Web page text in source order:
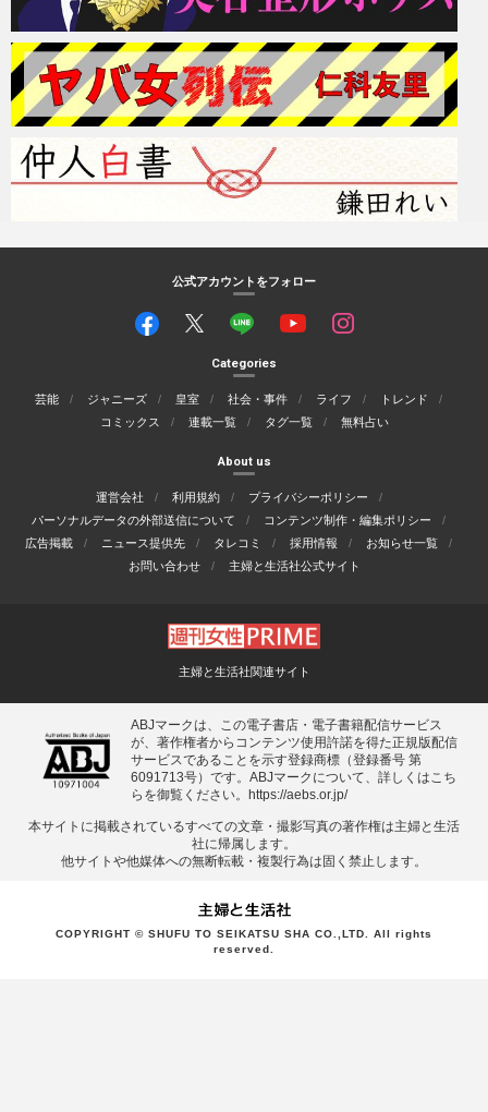
公式アカウントをフォロー
Categories
芸能 ジャニーズ 皇室 社会・事件 ライフ
トレンド
コミックス
連載一覧 タグ一覧 無料占い
About us
運営会社 利用規約
プライバシーポリシー
パーソナルデータの外部送信について
コンテンツ制作・編集ポリシー
広告掲載
ニュース提供先 タレコミ 採用情報
お知らせ一覧
お問い合わせ
主婦と生活社公式サイト
主婦と生活社関連サイト
ABJマークは、この電子書店・電子書籍配信サービス
が、著作権者からコンテンツ使用許諾を得た正規版配信
サービスであることを示す登録商標（登録番号 第
6091713号）です。ABJマークについて、詳しくはこち
らを御覧ください。
https://aebs.or.jp/
本サイトに掲載されているすべての⽂章・撮影写真の著作権は主婦と⽣活
社に帰属します。
他サイトや他媒体への無断転載・複製⾏為は固く禁⽌します。
COPYRIGHT © SHUFU TO SEIKATSU SHA CO.,LTD. All rights
reserved.